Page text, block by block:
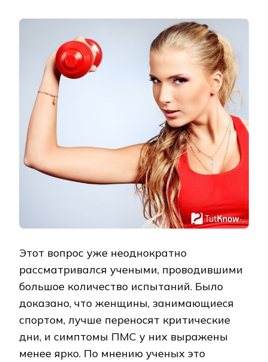
Этот вопрос уже неоднократно
рассматривался учеными, проводившими
большое количество испытаний. Было
доказано, что женщины, занимающиеся
спортом, лучше переносят критические
дни, и симптомы ПМС у них выражены
менее ярко. По мнению ученых это